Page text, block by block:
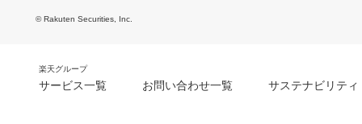
© Rakuten Securities, Inc.
楽天グループ
サービス一覧 お問い合わせ一覧 サステナビリティ